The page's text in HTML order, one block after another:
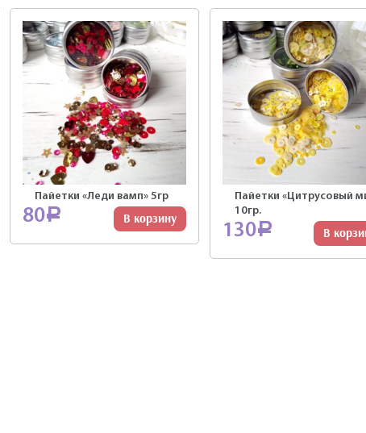
Пайетки «Леди вамп» 5гр
80Р В корзину
Пайетки «Цитрусовый
10гр.
130Р В